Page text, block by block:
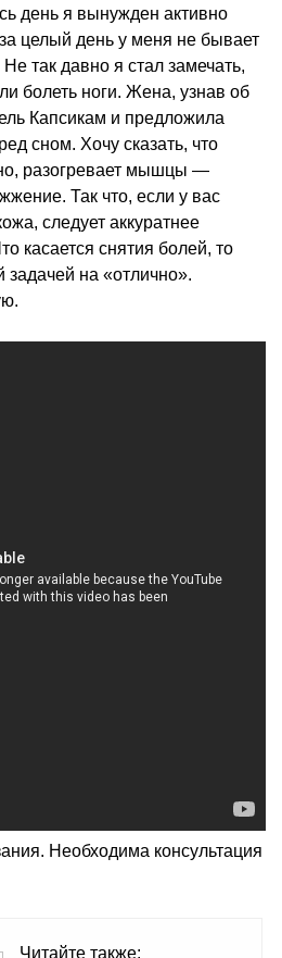
день я вынужден активно
целый день у меня не бывает
так давно я стал замечать,
болеть ноги. Жена, узнав об
Капсикам и предложила
сном. Хочу сказать, что
разогревает мышцы —
Так что, если у вас
следует аккуратнее
касается снятия болей, то
задачей на «отлично».
Необходима консультация
Читайте также: